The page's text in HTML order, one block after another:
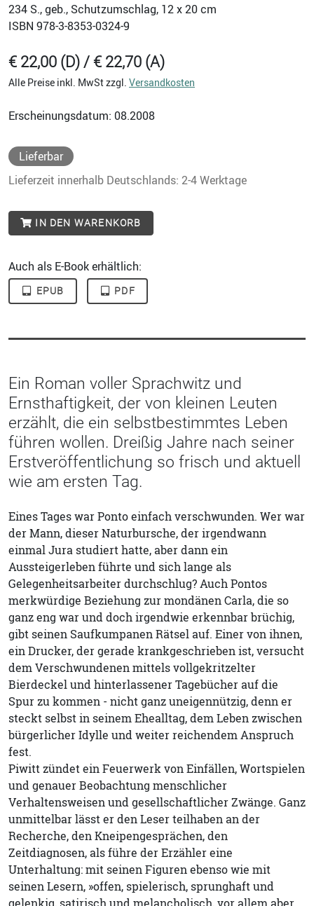
234 S., geb., Schutzumschlag, 12 x 20 cm
ISBN 978-3-8353-0324-9
€ 22,00 (D) / € 22,70 (A)
Alle Preise inkl. MwSt zzgl. Versandkosten
Erscheinungsdatum: 08.2008
Lieferbar
Lieferzeit innerhalb Deutschlands: 2-4 Werktage
IN DEN WARENKORB
Auch als E-Book erhältlich:
EPUB PDF
Ein Roman voller Sprachwitz und
Ernsthaftigkeit, der von kleinen Leuten
erzählt, die ein selbstbestimmtes Leben
führen wollen. Dreißig Jahre nach seiner
Erstveröffentlichung so frisch und aktuell
wie am ersten Tag.
Eines Tages war Ponto einfach verschwunden. Wer war
der Mann, dieser Naturbursche, der irgendwann
einmal Jura studiert hatte, aber dann ein
Aussteigerleben führte und sich lange als
Gelegenheitsarbeiter durchschlug? Auch Pontos
merkwürdige Beziehung zur mondänen Carla, die so
ganz eng war und doch irgendwie erkennbar brüchig,
gibt seinen Saufkumpanen Rätsel auf. Einer von ihnen,
ein Drucker, der gerade krankgeschrieben ist, versucht
dem Verschwundenen mittels voll­gekritzelter
Bierdeckel und hinterlassener Tagebücher auf die
Spur zu kommen - nicht ganz uneigennützig, denn er
steckt selbst in seinem Ehealltag, dem Leben zwischen
bürgerlicher Idylle und weiter reichendem Anspruch
fest.
Piwitt zündet ein Feuerwerk von Einfällen, Wortspielen
und genauer Beobachtung menschlicher
Verhaltensweisen und gesellschaftlicher Zwänge. Ganz
unmittelbar lässt er den Leser teilhaben an der
Recherche, den Kneipengesprächen, den
Zeitdiagnosen, als führe der Erzähler eine
Unterhaltung: mit seinen Figuren ebenso wie mit
seinen Lesern, »offen, spielerisch, sprunghaft und